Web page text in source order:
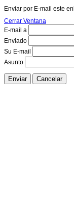
Enviar por E-mail este
Cerrar Ventana
E-mail a
Enviado
Su E-mail
Asunto
Enviar Cancelar